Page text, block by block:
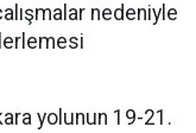
nedeniyle
yolunun 19-21.